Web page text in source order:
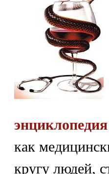
энциклопедия
как
кругу людей,